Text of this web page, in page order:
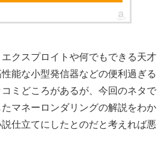
クスプロイトや何でもできる天才
能な小型発信器などの便利過ぎる
ミどころがあるが、今回のネタで
マネーロンダリングの解説をわか
仕立てにしたとのだと考えれば悪